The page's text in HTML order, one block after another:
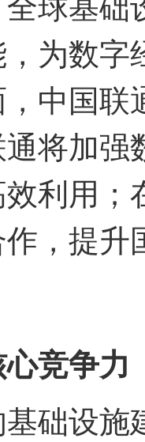
为数
中国
将加
利用
，提
竞争力
础设